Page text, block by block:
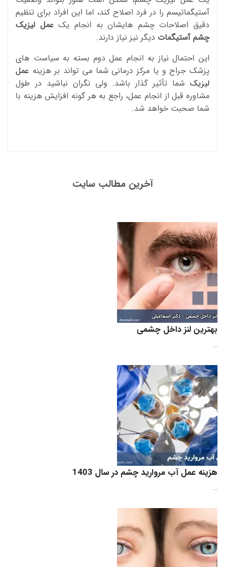
آستیگماتیسم را در فرد اصلاح کند، اما این افراد برای تنظیم
دقیق اصلاحات چشم هایشان به انجام یکعمل لیزیک
چشم آستیگمات دیگر نیز نیاز دارند.
این احتمال نیاز به انجام عمل دوم بسته به سیاست های
پزشک جراح و یا مرکز درمانی شما می تواند بر هزینه عمل
لیزیک شما تأثیر گذار باشد. ولی نگران نباشید در طول
مشاوره قبل از انجام عمل، راجع به هر گونه افزایش هزینه با
شما صحبت خواهد شد.
آخرین مطالب سایت
بهترین لنز داخل چشمی
...
هزینه عمل آب مروارید چشم در سال 1403
...